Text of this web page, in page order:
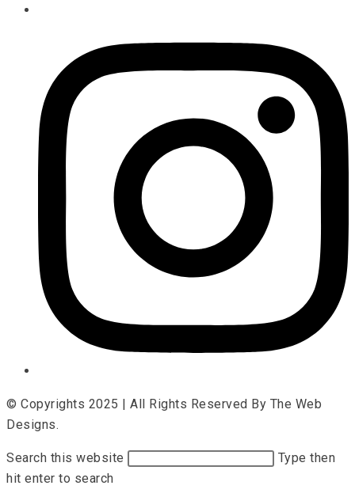
© Copyrights 2025 | All Rights Reserved By The Web
Designs.
Search this website
Type then
hit enter to search